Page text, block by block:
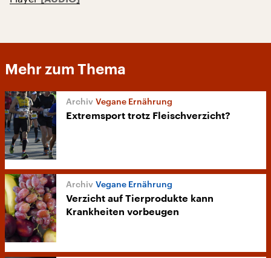
Mehr zum Thema
Vegane Ernährung
Extremsport trotz Fleischverzicht?
Vegane Ernährung
Verzicht auf Tierprodukte kann
Krankheiten vorbeugen